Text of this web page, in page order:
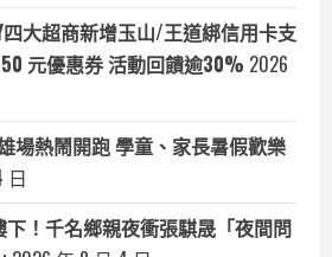
四大超商新增玉山/王道綁信用卡支
50 元優惠券 活動回饋逾30% 2026
場熱鬧開跑 學童、家長暑假歡樂
日
！千名鄉親夜衝張騏晟「夜間問